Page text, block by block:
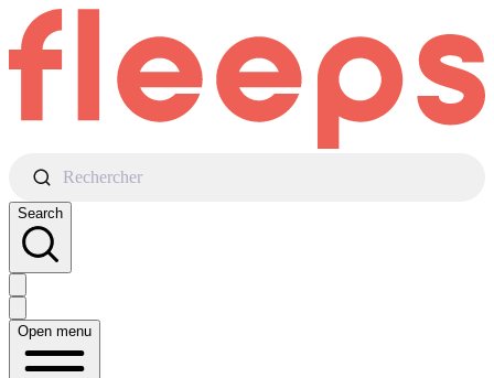
Rechercher
Search
Open menu